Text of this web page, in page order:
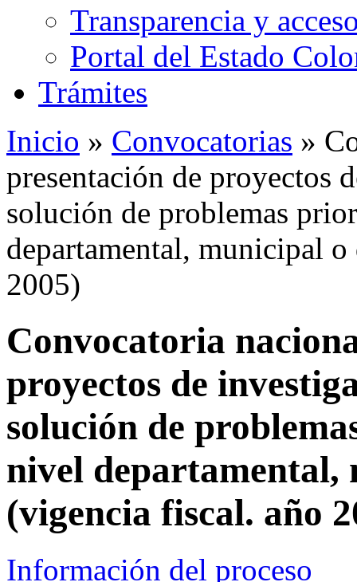
Transparencia y
Portal del Estado
Trámites
Inicio » Convocatorias »
presentación de proyectos
solución de problemas
departamental, municipal
2005)
Convocatoria
proyectos de
solución de
nivel
(vigencia fiscal. año
Información del proceso